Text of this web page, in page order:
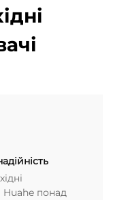
Huahe понад